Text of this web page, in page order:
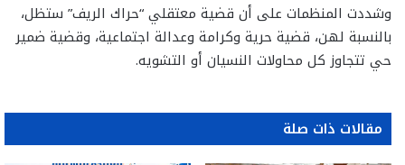
وشددت المنظمات على أن قضية معتقلي “حراك الريف” ستظل،
بالنسبة لهن، قضية حرية وكرامة وعدالة اجتماعية، وقضية ضمير
حي تتجاوز كل محاولات النسيان أو التشويه.
مقالات ذات صلة